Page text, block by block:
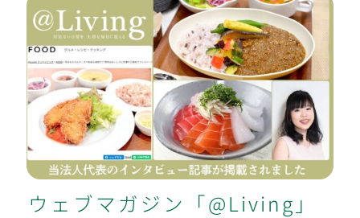
ウェブマガジン「@Living」にて、当
法人代表のインタビュー記事が掲載さ
れました
ウェブマガジン「@Living」